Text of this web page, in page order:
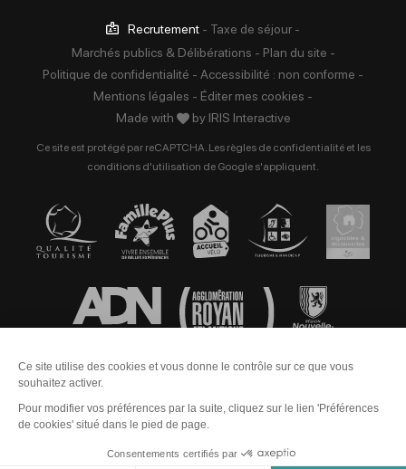
Recrutement - Taxe de séjour -
Marchés publics & Délibérations - Plan du site -
Politique de confidentialité - Accessibilité : non conforme -
Mentions légales - Éditer mes cookies -
Made with
by IRIS Interactive
Ce site est protégé par reCAPTCHA. Les règles de confidentialitéet les
conditions d'utilisation de Google s'appliquent.